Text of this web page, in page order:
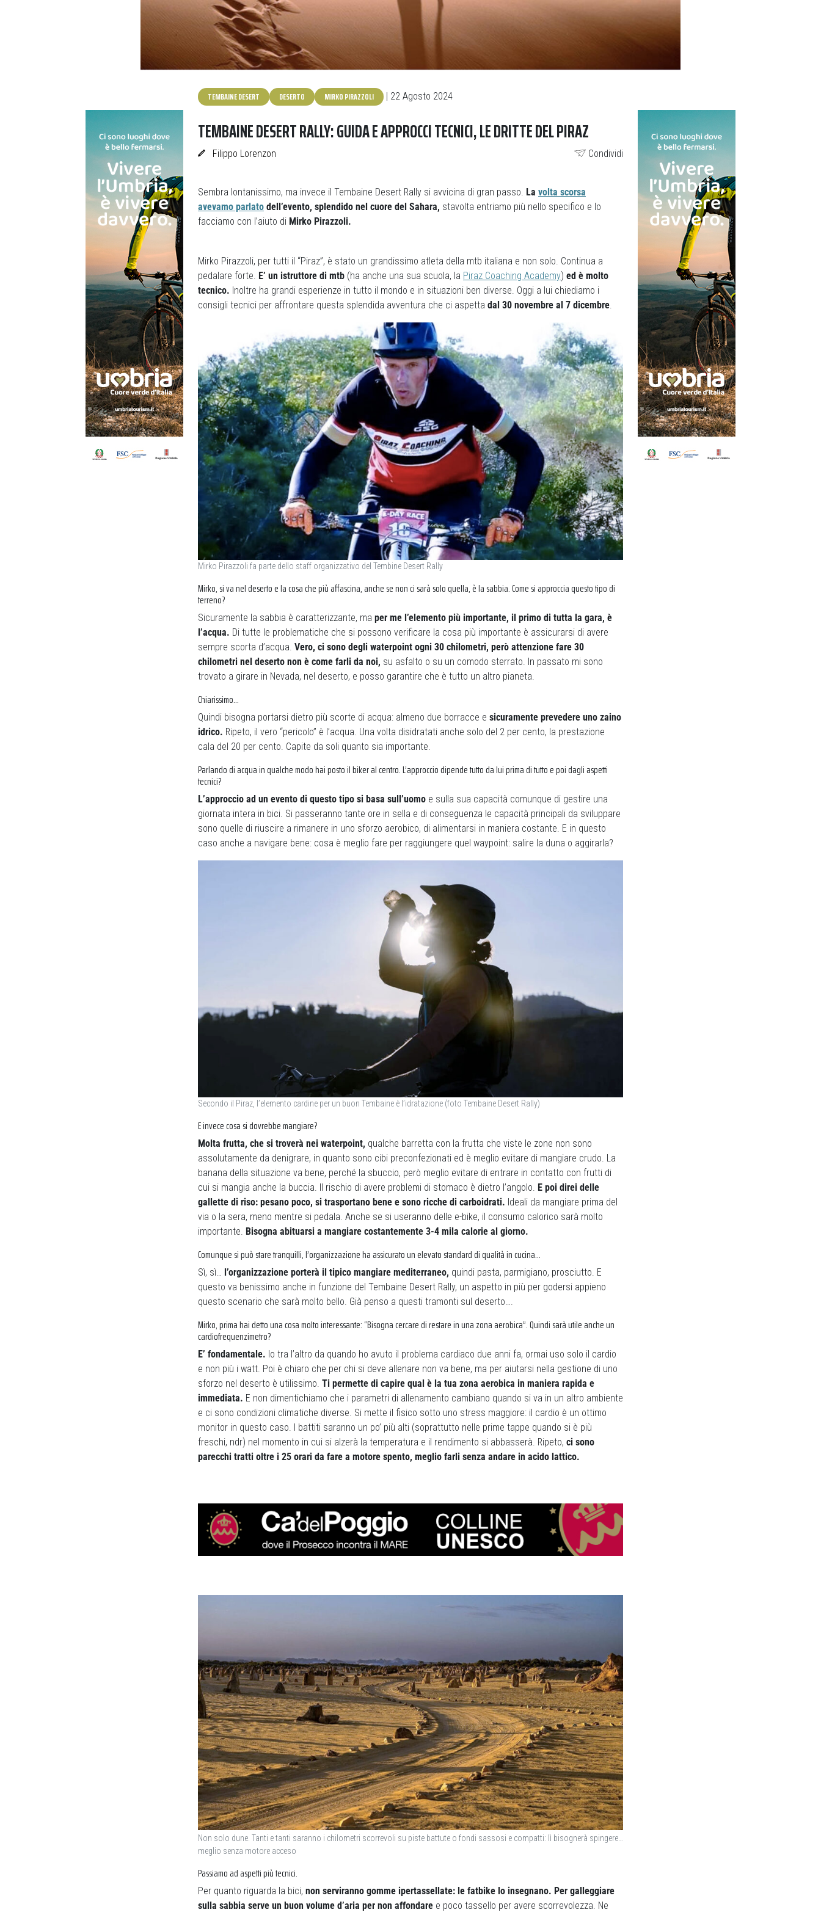
TEMBAINE DESERT DESERTO MIRKO PIRAZZOLI | 22 Agosto 2024
TEMBAINE DESERT RALLY: GUIDA E APPROCCI TECNICI, LE DRITTE DEL PIRAZ
Filippo Lorenzon Condividi
Sembra lontanissimo, ma invece il Tembaine Desert Rally si avvicina di gran passo. La volta scorsa
avevamo parlato dell’evento, splendido nel cuore del Sahara, stavolta entriamo più nello specifico e lo
facciamo con l’aiuto di Mirko Pirazzoli.
Mirko Pirazzoli, per tutti il “Piraz”, è stato un grandissimo atleta della mtb italiana e non solo. Continua a
pedalare forte. E’ un istruttore di mtb (ha anche una sua scuola, la Piraz Coaching Academy) ed è molto
tecnico. Inoltre ha grandi esperienze in tutto il mondo e in situazioni ben diverse. Oggi a lui chiediamo i
consigli tecnici per affrontare questa splendida avventura che ci aspetta dal 30 novembre al 7 dicembre.
Mirko Pirazzoli fa parte dello staff organizzativo del Tembine Desert Rally
Mirko, si va nel deserto e la cosa che più affascina, anche se non ci sarà solo quella, è la sabbia. Come si approccia questo tipo di
terreno?
Sicuramente la sabbia è caratterizzante, ma per me l’elemento più importante, il primo di tutta la gara, è
l’acqua. Di tutte le problematiche che si possono verificare la cosa più importante è assicurarsi di avere
sempre scorta d’acqua. Vero, ci sono degli waterpoint ogni 30 chilometri, però attenzione fare 30
chilometri nel deserto non è come farli da noi, su asfalto o su un comodo sterrato. In passato mi sono
trovato a girare in Nevada, nel deserto, e posso garantire che è tutto un altro pianeta.
Chiarissimo…
Quindi bisogna portarsi dietro più scorte di acqua: almeno due borracce e sicuramente prevedere uno zaino
idrico. Ripeto, il vero “pericolo” è l’acqua. Una volta disidratati anche solo del 2 per cento, la prestazione
cala del 20 per cento. Capite da soli quanto sia importante.
Parlando di acqua in qualche modo hai posto il biker al centro. L’approccio dipende tutto da lui prima di tutto e poi dagli aspetti
tecnici?
L’approccio ad un evento di questo tipo si basa sull’uomo e sulla sua capacità comunque di gestire una
giornata intera in bici. Si passeranno tante ore in sella e di conseguenza le capacità principali da sviluppare
sono quelle di riuscire a rimanere in uno sforzo aerobico, di alimentarsi in maniera costante. E in questo
caso anche a navigare bene: cosa è meglio fare per raggiungere quel waypoint: salire la duna o aggirarla?
Secondo il Piraz, l’elemento cardine per un buon Tembaine è l’idratazione (foto Tembaine Desert Rally)
E invece cosa si dovrebbe mangiare?
Molta frutta, che si troverà nei waterpoint, qualche barretta con la frutta che viste le zone non sono
assolutamente da denigrare, in quanto sono cibi preconfezionati ed è meglio evitare di mangiare crudo. La
banana della situazione va bene, perché la sbuccio, però meglio evitare di entrare in contatto con frutti di
cui si mangia anche la buccia. Il rischio di avere problemi di stomaco è dietro l’angolo. E poi direi delle
gallette di riso: pesano poco, si trasportano bene e sono ricche di carboidrati. Ideali da mangiare prima del
via o la sera, meno mentre si pedala. Anche se si useranno delle e-bike, il consumo calorico sarà molto
importante. Bisogna abituarsi a mangiare costantemente 3-4 mila calorie al giorno.
Comunque si può stare tranquilli, l’organizzazione ha assicurato un elevato standard di qualità in cucina…
Sì, sì… l’organizzazione porterà il tipico mangiare mediterraneo, quindi pasta, parmigiano, prosciutto. E
questo va benissimo anche in funzione del Tembaine Desert Rally, un aspetto in più per godersi appieno
questo scenario che sarà molto bello. Già penso a questi tramonti sul deserto….
Mirko, prima hai detto una cosa molto interessante: “Bisogna cercare di restare in una zona aerobica”. Quindi sarà utile anche un
cardiofrequenzimetro?
E’ fondamentale. Io tra l’altro da quando ho avuto il problema cardiaco due anni fa, ormai uso solo il cardio
e non più i watt. Poi è chiaro che per chi si deve allenare non va bene, ma per aiutarsi nella gestione di uno
sforzo nel deserto è utilissimo. Ti permette di capire qual è la tua zona aerobica in maniera rapida e
immediata. E non dimentichiamo che i parametri di allenamento cambiano quando si va in un altro ambiente
e ci sono condizioni climatiche diverse. Si mette il fisico sotto uno stress maggiore: il cardio è un ottimo
monitor in questo caso. I battiti saranno un po’ più alti (soprattutto nelle prime tappe quando si è più
freschi, ndr) nel momento in cui si alzerà la temperatura e il rendimento si abbasserà. Ripeto, ci sono
parecchi tratti oltre i 25 orari da fare a motore spento, meglio farli senza andare in acido lattico.
Non solo dune. Tanti e tanti saranno i chilometri scorrevoli su piste battute o fondi sassosi e compatti: lì bisognerà spingere…
meglio senza motore acceso
Passiamo ad aspetti più tecnici.
Per quanto riguarda la bici, non serviranno gomme ipertassellate: le fatbike lo insegnano. Per galleggiare
sulla sabbia serve un buon volume d’aria per non affondare e poco tassello per avere scorrevolezza. Ne